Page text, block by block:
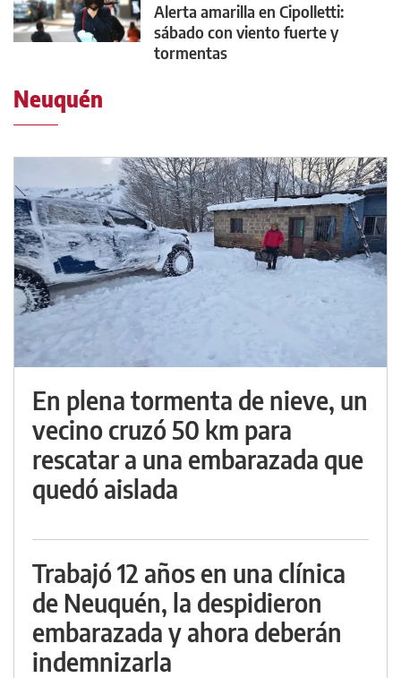
Alerta amarilla en Cipolletti:
sábado con viento fuerte y
tormentas
Neuquén
En plena tormenta de nieve, un
vecino cruzó 50 km para
rescatar a una embarazada que
quedó aislada
Trabajó 12 años en una clínica
de Neuquén, la despidieron
embarazada y ahora deberán
indemnizarla